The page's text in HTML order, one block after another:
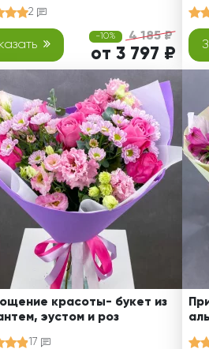
2
-10% 4 185 ₽
от 3 797 ₽
красоты- букет из
эустом и роз
17